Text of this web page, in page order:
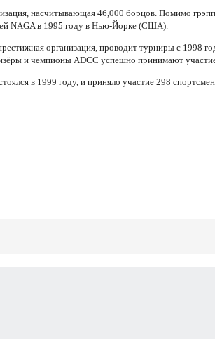
насчитывающая 46,000 борцов. Помимо
NAGA в 1995 году в Нью-Йорке (США).
организация, проводит турниры с 1998
и чемпионы ADCC успешно принимают
в 1999 году, и приняло участие 298